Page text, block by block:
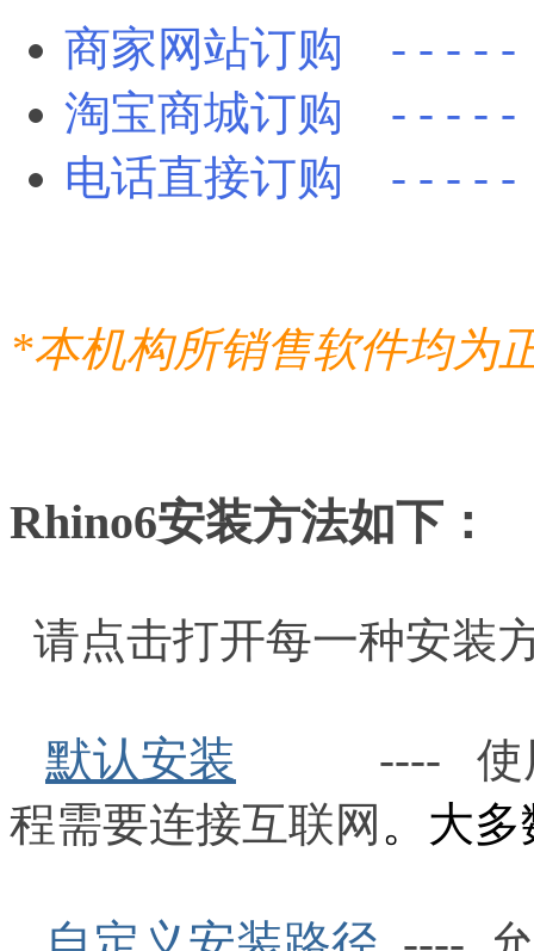
商家网站订购 - - - -
淘宝商城订购 - - - -
电话直接订购 - - - - -
*本机构所销售软件均为
Rhino6安装方法如下：
请点击打开每一种安装
默认安装 ----
使
程需要连接互联网 。大